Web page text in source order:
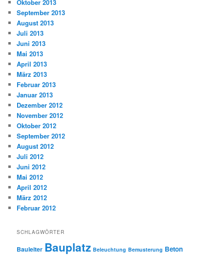
Oktober 2013
September 2013
August 2013
Juli 2013
Juni 2013
Mai 2013
April 2013
März 2013
Februar 2013
Januar 2013
Dezember 2012
November 2012
Oktober 2012
September 2012
August 2012
Juli 2012
Juni 2012
Mai 2012
April 2012
März 2012
Februar 2012
SCHLAGWÖRTER
Bauleiter Bauplatz Beleuchtung Bemusterung Beton